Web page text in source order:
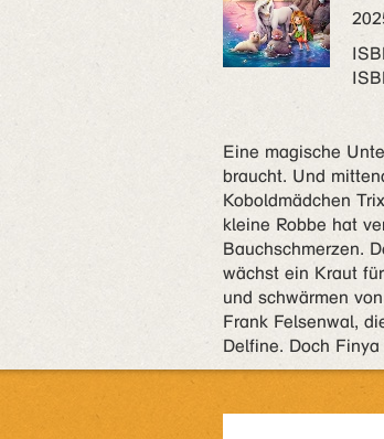
Eine magische
braucht. Und
Koboldmädchen
kleine Robbe hat
Bauchschmerzen.
wächst ein Kraut
und schwärmen
Frank Felsenwal,
Delfine. Doch